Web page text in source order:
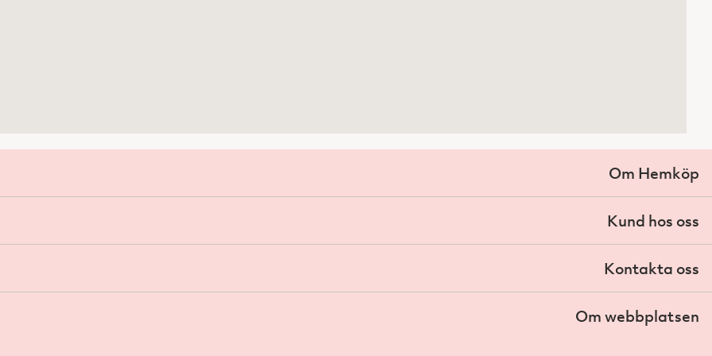
Om Hemköp
Kund hos oss
Kontakta oss
Om webbplatsen